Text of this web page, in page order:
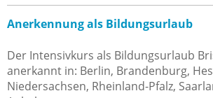
Anerkennung als Bildungsurlaub
Der Intensivkurs als Bildungsurlaub
anerkannt in: Berlin, Brandenburg,
Niedersachsen, Rheinland-Pfalz,